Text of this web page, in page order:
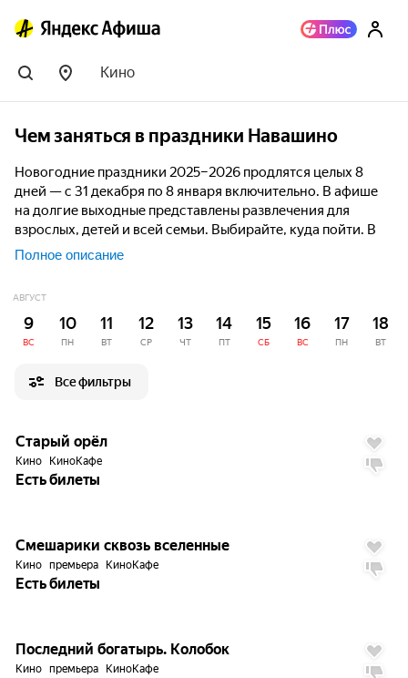
Кино
Чем заняться в праздники Навашино
Новогодние праздники 2025–2026 продлятся целых 8
дней — с 31 декабря по 8 января включительно. В афише
на долгие выходные представлены развлечения для
взрослых, детей и всей семьи. Выбирайте, куда пойти. В
подборке найдутся концерты известных артистов,
выставки, волшебные спектакли, квесты для компании и
катки на свежем воздухе.
Полное описание
АВГУСТ
9
ВС
10
ПН
11
ВТ
12
СР
13
ЧТ
14
ПТ
15
СБ
16
ВС
17
ПН
18
ВТ
Все фильтры
7.1
Старый орёл
Кино КиноКафе
Есть билеты
6.0
Смешарики сквозь вселенные
Кино премьера КиноКафе
Есть билеты
2.3
Последний богатырь. Колобок
Кино премьера КиноКафе